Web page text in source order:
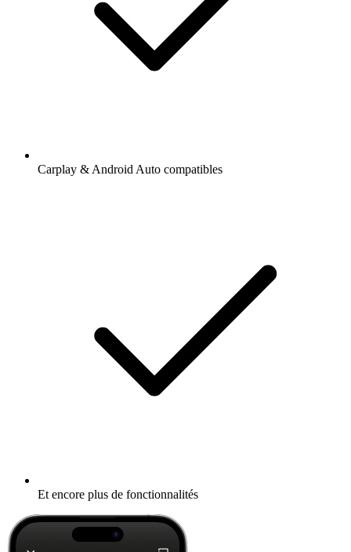
Carplay & Android Auto compatibles
Et encore plus de fonctionnalités